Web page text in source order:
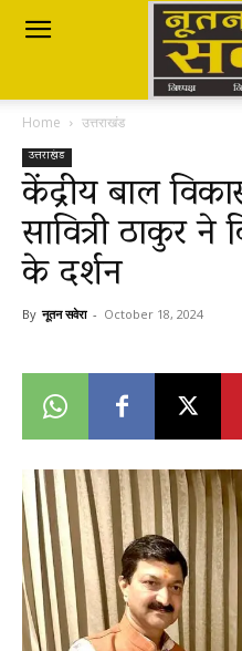
Nutan
Savera
नूतन
सवेरा
Breaking
News
Home उत्तराखंड
उत्तराखंड
केंद्रीय बाल
सावित्री ठाकुर
के दर्शन
By नूतन सवेरा - October 18, 2024